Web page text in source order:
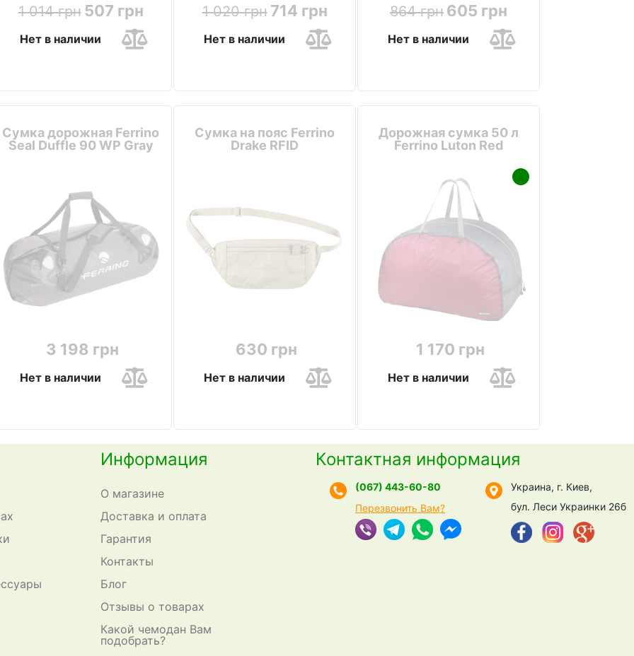
1 014 грн 507 грн
Нет в наличии
1 020 грн 714 грн
Нет в наличии
864 грн 605 грн
Нет в наличии
Сумка дорожная Ferrino
Seal Duffle 90 WP Gray
3 198 грн
Нет в наличии
Сумка на пояс Ferrino
Drake RFID
630 грн
Нет в наличии
Дорожная сумка 50 л
Ferrino Luton Red
1 170 грн
Нет в наличии
Информация
О магазине
Доставка и оплата
Гарантия
Контакты
Блог
Отзывы о товарах
Какой чемодан Вам
подобрать?
Контактная информация
(067) 443-60-80
Перезвонить Вам?
Украина, г. Киев,
бул. Леси Украинки 26б